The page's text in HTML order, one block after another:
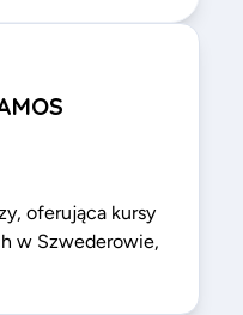
oferująca kursy
w Szwederowie,